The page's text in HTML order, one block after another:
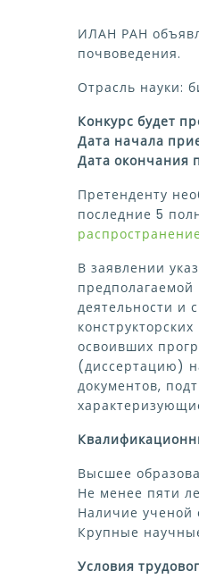
ИЛАН РАН
почвоведения.
Отрасль науки:
Конкурс будет
Дата начала
Дата окончания
Претенденту
последние 5
В заявлении
предполагаемой
деятельности и
освоивших
(диссертацию)
документов,
Высшее
Не менее пяти
Наличие ученой
Крупные
Условия